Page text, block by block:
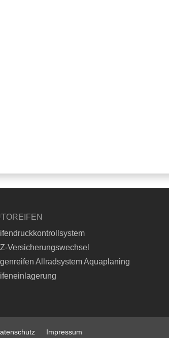
Versicherungswechsel
Allradsystem Aquaplaning
Impressum